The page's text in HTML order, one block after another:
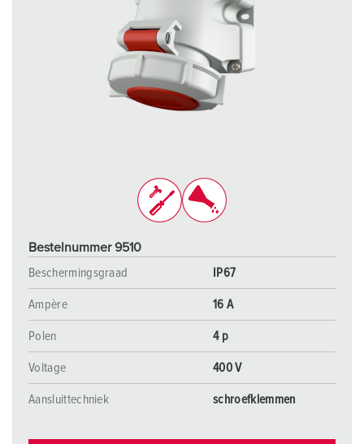
Bestelnummer 9510
Beschermingsgraad
IP67
Ampère 16 A
Polen 4 p
Voltage 400 V
Aansluittechniek schroefklemmen